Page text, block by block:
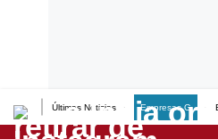
Últimas Noticias Empresas G
Lo último